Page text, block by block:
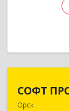
СОФТ
Орск